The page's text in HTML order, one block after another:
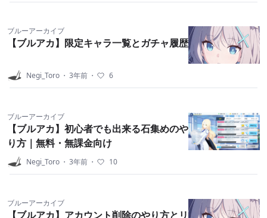
ね。迷ったらwonder fanny harmonyを聞いてみよう
ね。
いったん推しがいないっていう君は飛鳥馬トキをとり
あえず推してみようね。声が石川由依のクール系天然
デレメイドさんだよ。愛だね。
先生、たくさんの同僚と一緒にキヴォトスの町で待っ
ブルーアーカイブ
【ブルアカ】限定キャラ一覧とガチャ履歴
Negi_Toro ・ 3年前 ・ 6
ブルーアーカイブ
【ブルアカ】初心者でも出来る石集めのや
り方｜無料・無課金向け
Negi_Toro ・ 3年前 ・ 10
ブルーアーカイブ
【ブルアカ】アカウント削除のやり方とリ